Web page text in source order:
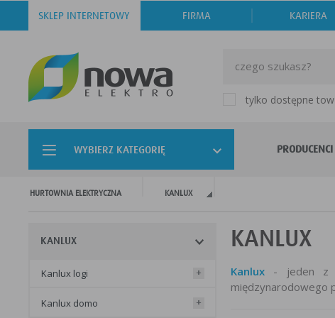
SKLEP INTERNETOWY FIRMA KARIERA
tylko dostępne
WYBIERZ KATEGORIĘ PRODUCENCI
HURTOWNIA ELEKTRYCZNA KANLUX
KANLUX
kanlux logi +
kanlux domo +
KANLUX
Kanlux - jeden z
międzynarodowego